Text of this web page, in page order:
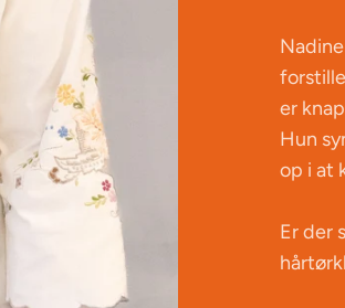
er
Hun
op i at
Er der